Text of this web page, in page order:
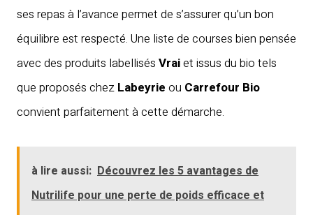
ses repas à l’avance permet de s’assurer qu’un bon
équilibre est respecté. Une liste de courses bien pensée
avec des produits labellisés Vraiet issus du bio tels
que proposés chez Labeyrie ou Carrefour Bio
convient parfaitement à cette démarche.
à lire aussi: Découvrez les 5 avantages de
Nutrilife pour une perte de poids efficace et